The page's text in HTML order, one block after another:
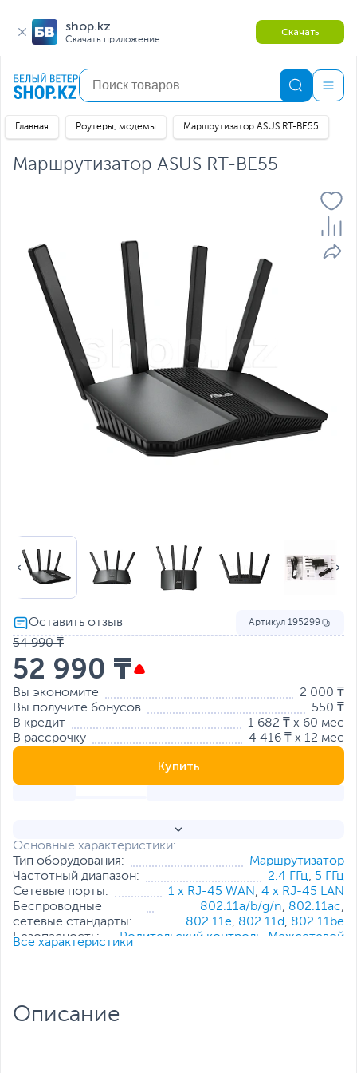
shop.kz
Скачать приложение
Скачать
Главная Роутеры, модемы Маршрутизатор ASUS RT-BE55
Маршрутизатор ASUS RT-BE55
Основные характеристики:
Тип оборудования:
Маршрутизатор
Частотный диапазон:
2.4 ГГц, 5 ГГц
Сетевые порты:
1 x RJ-45 WAN, 4 x RJ-45 LAN
Беспроводные
сетевые стандарты:
802.11a/b/g/n, 802.11ac,
802.11e, 802.11d, 802.11be
Безопасность:
Родительский контроль
Межсетевой
Тип внешних антенн:
Все характеристики
Артикул 195299
54 990 ₸
52 990 ₸
Вы экономите
2 000 ₸
Вы получите бонусов
550 ₸
В кредит
1 682 ₸ x 60 мес
В рассрочку
4 416 ₸ x 12 мес
Купить
Описание